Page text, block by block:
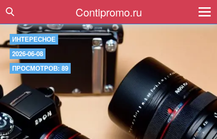
Contipromo.ru
ИНТЕРЕСНОЕ
2026-06-08
ПРОСМОТРОВ: 89